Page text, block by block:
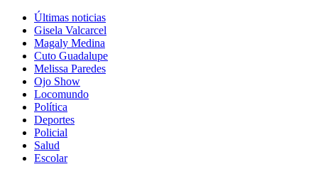
Últimas noticias
Gisela Valcarcel
Magaly Medina
Cuto Guadalupe
Melissa Paredes
Ojo Show
Locomundo
Política
Deportes
Policial
Salud
Escolar